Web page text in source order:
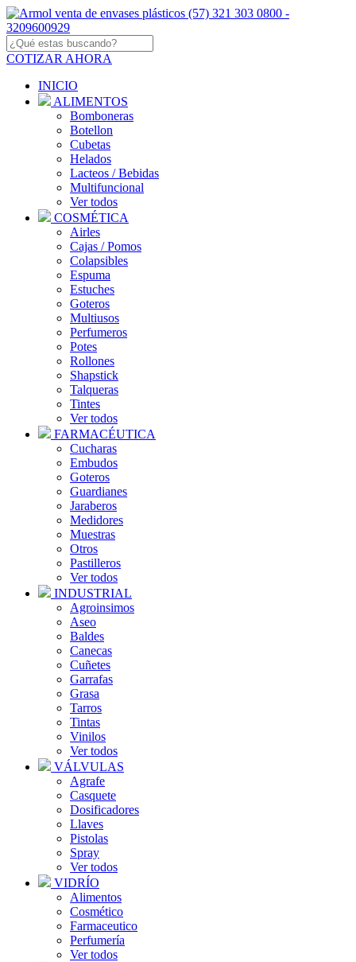
COTIZAR AHORA
INICIO
ALIMENTOS
Bomboneras
Botellon
Cubetas
Helados
Lacteos / Bebidas
Multifuncional
Ver todos
COSMÉTICA
Airles
Cajas / Pomos
Colapsibles
Espuma
Estuches
Goteros
Multiusos
Perfumeros
Potes
Rollones
Shapstick
Talqueras
Tintes
Ver todos
FARMACÉUTICA
Cucharas
Embudos
Goteros
Guardianes
Jaraberos
Medidores
Muestras
Otros
Pastilleros
Ver todos
INDUSTRIAL
Agroinsimos
Aseo
Baldes
Canecas
Cuñetes
Garrafas
Grasa
Tarros
Tintas
Vinilos
Ver todos
VÁLVULAS
Agrafe
Casquete
Dosificadores
Llaves
Pistolas
Spray
Ver todos
VIDRÍO
Alimentos
Cosmético
Farmaceutico
Perfumería
Ver todos